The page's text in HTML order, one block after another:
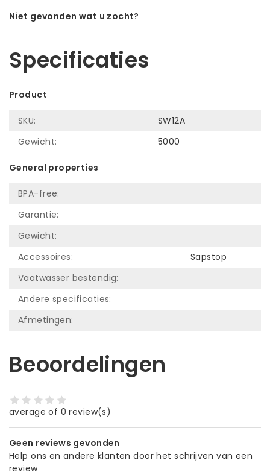
Niet gevonden wat u zocht?
Specificaties
Product
SKU:
SW12A
Gewicht:
5000
General properties
BPA-free:
Garantie:
Gewicht:
Accessoires:
Sapstop
Vaatwasser bestendig:
Andere specificaties:
Afmetingen:
Beoordelingen
average of 0 review(s)
Geen reviews gevonden
Help ons en andere klanten door het schrijven van een
review